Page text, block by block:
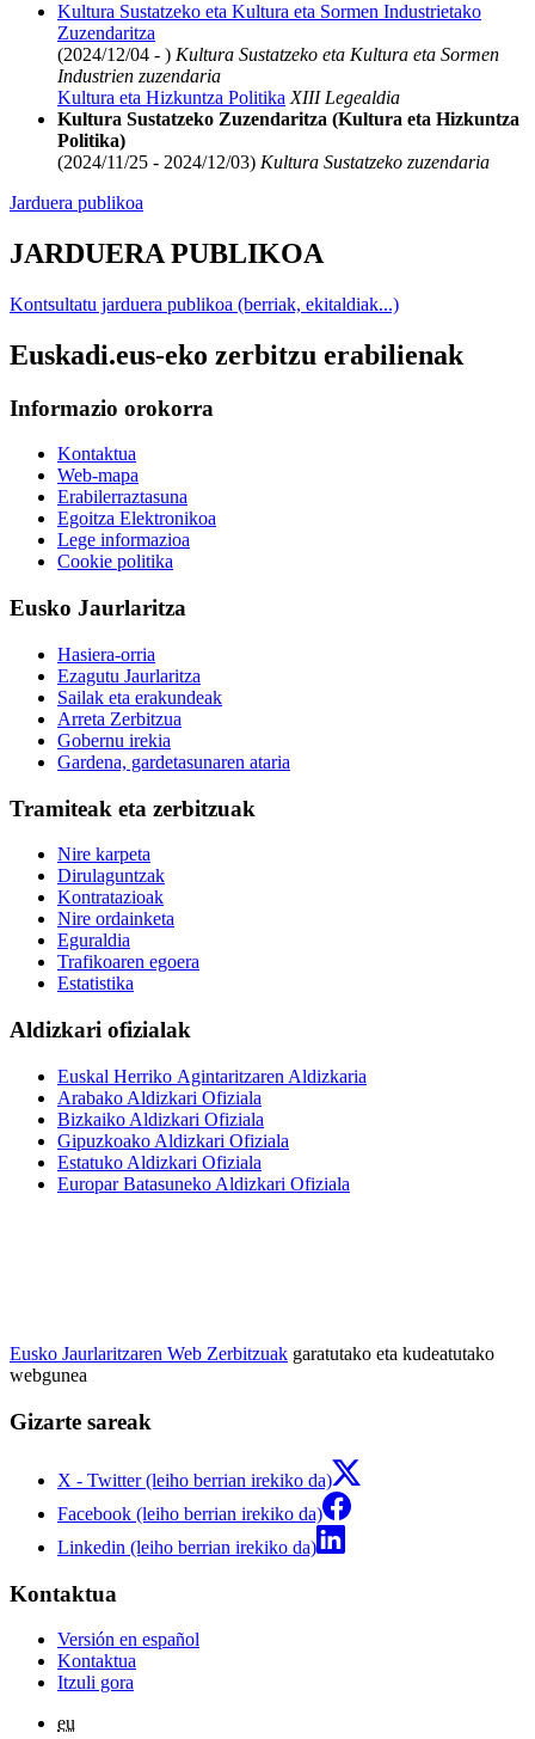
Kultura Sustatzeko eta Kultura eta Sormen Industrietako
Zuzendaritza
(2024/12/04 - ) Kultura Sustatzeko eta Kultura eta Sormen
Industrien zuzendaria
Kultura eta Hizkuntza Politika XIII Legealdia
Kultura Sustatzeko Zuzendaritza (Kultura eta Hizkuntza
Politika)
(2024/11/25 - 2024/12/03) Kultura Sustatzeko zuzendaria
Jarduera publikoa
JARDUERA PUBLIKOA
Kontsultatu jarduera publikoa (berriak, ekitaldiak...)
Euskadi.eus-eko zerbitzu erabilienak
Informazio orokorra
Kontaktua
Web-mapa
Erabilerraztasuna
Egoitza Elektronikoa
Lege informazioa
Cookie politika
Eusko Jaurlaritza
Hasiera-orria
Ezagutu Jaurlaritza
Sailak eta erakundeak
Arreta Zerbitzua
Gobernu irekia
Gardena, gardetasunaren ataria
Tramiteak eta zerbitzuak
Nire karpeta
Dirulaguntzak
Kontratazioak
Nire ordainketa
Eguraldia
Trafikoaren egoera
Estatistika
Aldizkari ofizialak
Euskal Herriko Agintaritzaren Aldizkaria
Arabako Aldizkari Ofiziala
Bizkaiko Aldizkari Ofiziala
Gipuzkoako Aldizkari Ofiziala
Estatuko Aldizkari Ofiziala
Europar Batasuneko Aldizkari Ofiziala
Eusko Jaurlaritzaren Web Zerbitzuak garatutako eta kudeatutako
webgunea
Gizarte sareak
X - Twitter (leiho berrian irekiko da)
Facebook (leiho berrian irekiko da)
Linkedin (leiho berrian irekiko da)
Kontaktua
Versión en español
Kontaktua
Itzuli gora
eu